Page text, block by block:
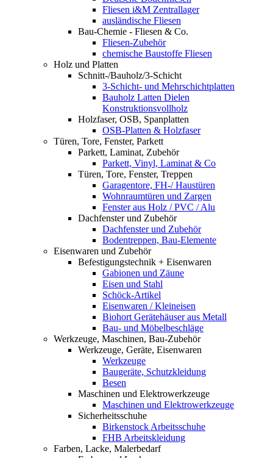
Fliesen i&M Zentrallager
ausländische Fliesen
Bau-Chemie - Fliesen & Co.
Fliesen-Zubehör
chemische Baustoffe Fliesen
Holz und Platten
Schnitt-/Bauholz/3-Schicht
3-Schicht- und Mehrschichtplatten
Bauholz Latten Dielen
Konstruktionsvollholz
Holzfaser, OSB, Spanplatten
OSB-Platten & Holzfaser
Türen, Tore, Fenster, Parkett
Parkett, Laminat, Zubehör
Parkett, Vinyl, Laminat & Co
Türen, Tore, Fenster, Treppen
Garagentore, FH-/ Haustüren
Wohnraumtüren und Zargen
Fenster aus Holz / PVC / Alu
Dachfenster und Zubehör
Dachfenster und Zubehör
Bodentreppen, Bau-Elemente
Eisenwaren und Zubehör
Befestigungstechnik + Eisenwaren
Gabionen und Zäune
Eisen und Stahl
Schöck-Artikel
Eisenwaren / Kleineisen
Biohort Gerätehäuser aus Metall
Bau- und Möbelbeschläge
Werkzeuge, Maschinen, Bau-Zubehör
Werkzeuge, Geräte, Eisenwaren
Werkzeuge
Baugeräte, Schutzkleidung
Besen
Maschinen und Elektrowerkzeuge
Maschinen und Elektrowerkzeuge
Sicherheitsschuhe
Birkenstock Arbeitsschuhe
FHB Arbeitskleidung
Farben, Lacke, Malerbedarf